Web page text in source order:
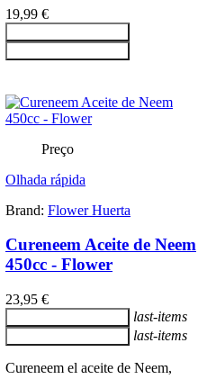
19,99 €
Preço
Olhada rápida
Brand: Flower Huerta
Cureneem Aceite de Neem
450cc - Flower
23,95 €
last-items
last-items
Cureneem el aceite de Neem,